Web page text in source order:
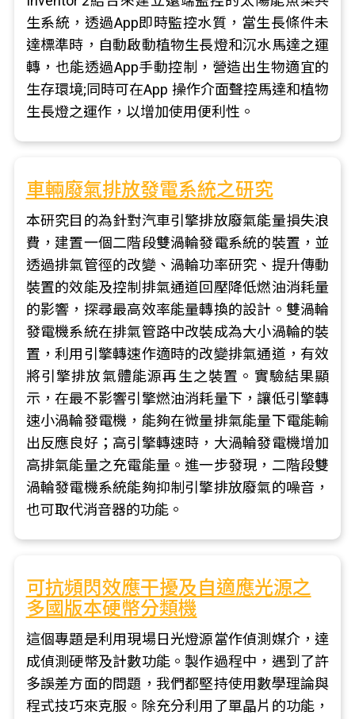
生系統，透過App即時監控水質，當生長條件未
達標準時，自動啟動植物生長燈和沉水馬達之運
轉，也能透過App手動控制，營造出生物適宜的
生存環境;同時可在App 操作介面聲控馬達和植物
生長燈之運作，以增加使用便利性。
車輛廢氣排放發電系統之研究
本研究目的為針對汽車引擎排放廢氣能量損失浪
費，建置一個二階段雙渦輪發電系統的裝置，並
透過排氣管徑的改變、渦輪功率研究、提升傳動
裝置的效能及控制排氣通道回壓降低燃油消耗量
的影響，探尋最高效率能量轉換的設計。雙渦輪
發電機系統在排氣管路中改裝成為大小渦輪的裝
置，利用引擎轉速作適時的改變排氣通道，有效
將引擎排放氣體能源再生之裝置。實驗結果顯
示，在最不影響引擎燃油消耗量下，讓低引擎轉
速小渦輪發電機，能夠在微量排氣能量下電能輸
出反應良好；高引擎轉速時，大渦輪發電機增加
高排氣能量之充電能量。進一步發現，二階段雙
渦輪發電機系統能夠抑制引擎排放廢氣的噪音，
也可取代消音器的功能。
可抗頻閃效應干擾及自適應光源之
多國版本硬幣分類機
這個專題是利用現場日光燈源當作偵測媒介，達
成偵測硬幣及計數功能。製作過程中，遇到了許
多誤差方面的問題，我們都堅持使用數學理論與
程式技巧來克服。除充分利用了單晶片的功能，